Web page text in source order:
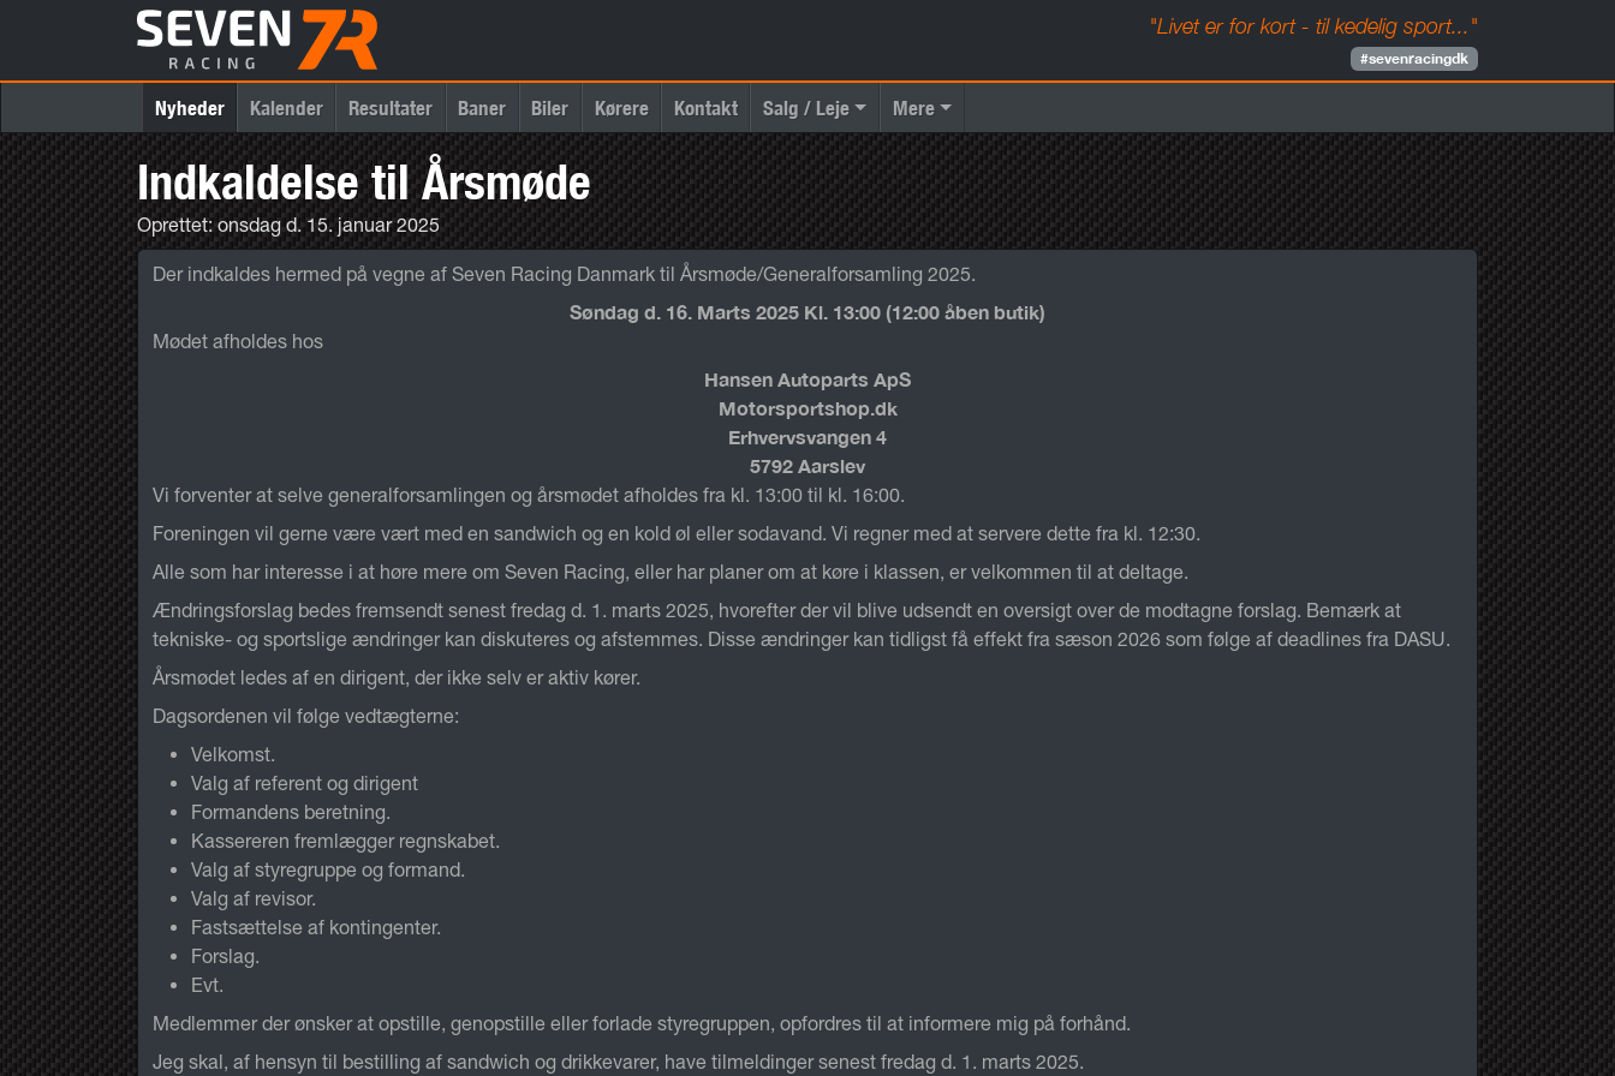
"Livet er for kort - til kedelig sport..."
#sevenracingdk
Nyheder Kalender Resultater Baner Biler Kørere Kontakt Salg / Leje Mere
Indkaldelse til Årsmøde
Oprettet: onsdag d. 15. januar 2025
Der indkaldes hermed på vegne af Seven Racing Danmark til Årsmøde/Generalforsamling 2025.
Søndag d. 16. Marts 2025 Kl. 13:00 (12:00 åben butik)
Mødet afholdes hos
Hansen Autoparts ApS
Motorsportshop.dk
Erhvervsvangen 4
5792 Aarslev
Vi forventer at selve generalforsamlingen og årsmødet afholdes fra kl. 13:00 til kl. 16:00.
Foreningen vil gerne være vært med en sandwich og en kold øl eller sodavand. Vi regner med at servere dette fra kl. 12:30.
Alle som har interesse i at høre mere om Seven Racing, eller har planer om at køre i klassen, er velkommen til at deltage.
Ændringsforslag bedes fremsendt senest fredag d. 1. marts 2025, hvorefter der vil blive udsendt en oversigt over de modtagne forslag. Bemærk at
tekniske- og sportslige ændringer kan diskuteres og afstemmes. Disse ændringer kan tidligst få effekt fra sæson 2026 som følge af deadlines fra DASU.
Årsmødet ledes af en dirigent, der ikke selv er aktiv kører.
Dagsordenen vil følge vedtægterne:
Velkomst.
Valg af referent og dirigent
Formandens beretning.
Kassereren fremlægger regnskabet.
Valg af styregruppe og formand.
Valg af revisor.
Fastsættelse af kontingenter.
Forslag.
Evt.
Medlemmer der ønsker at opstille, genopstille eller forlade styregruppen, opfordres til at informere mig på forhånd.
Jeg skal, af hensyn til bestilling af sandwich og drikkevarer, have tilmeldinger senest fredag d. 1. marts 2025.